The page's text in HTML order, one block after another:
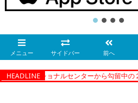
メニュー サイドバー 前へ
HEADLINE
ーコレクショナルセンターから勾留中の